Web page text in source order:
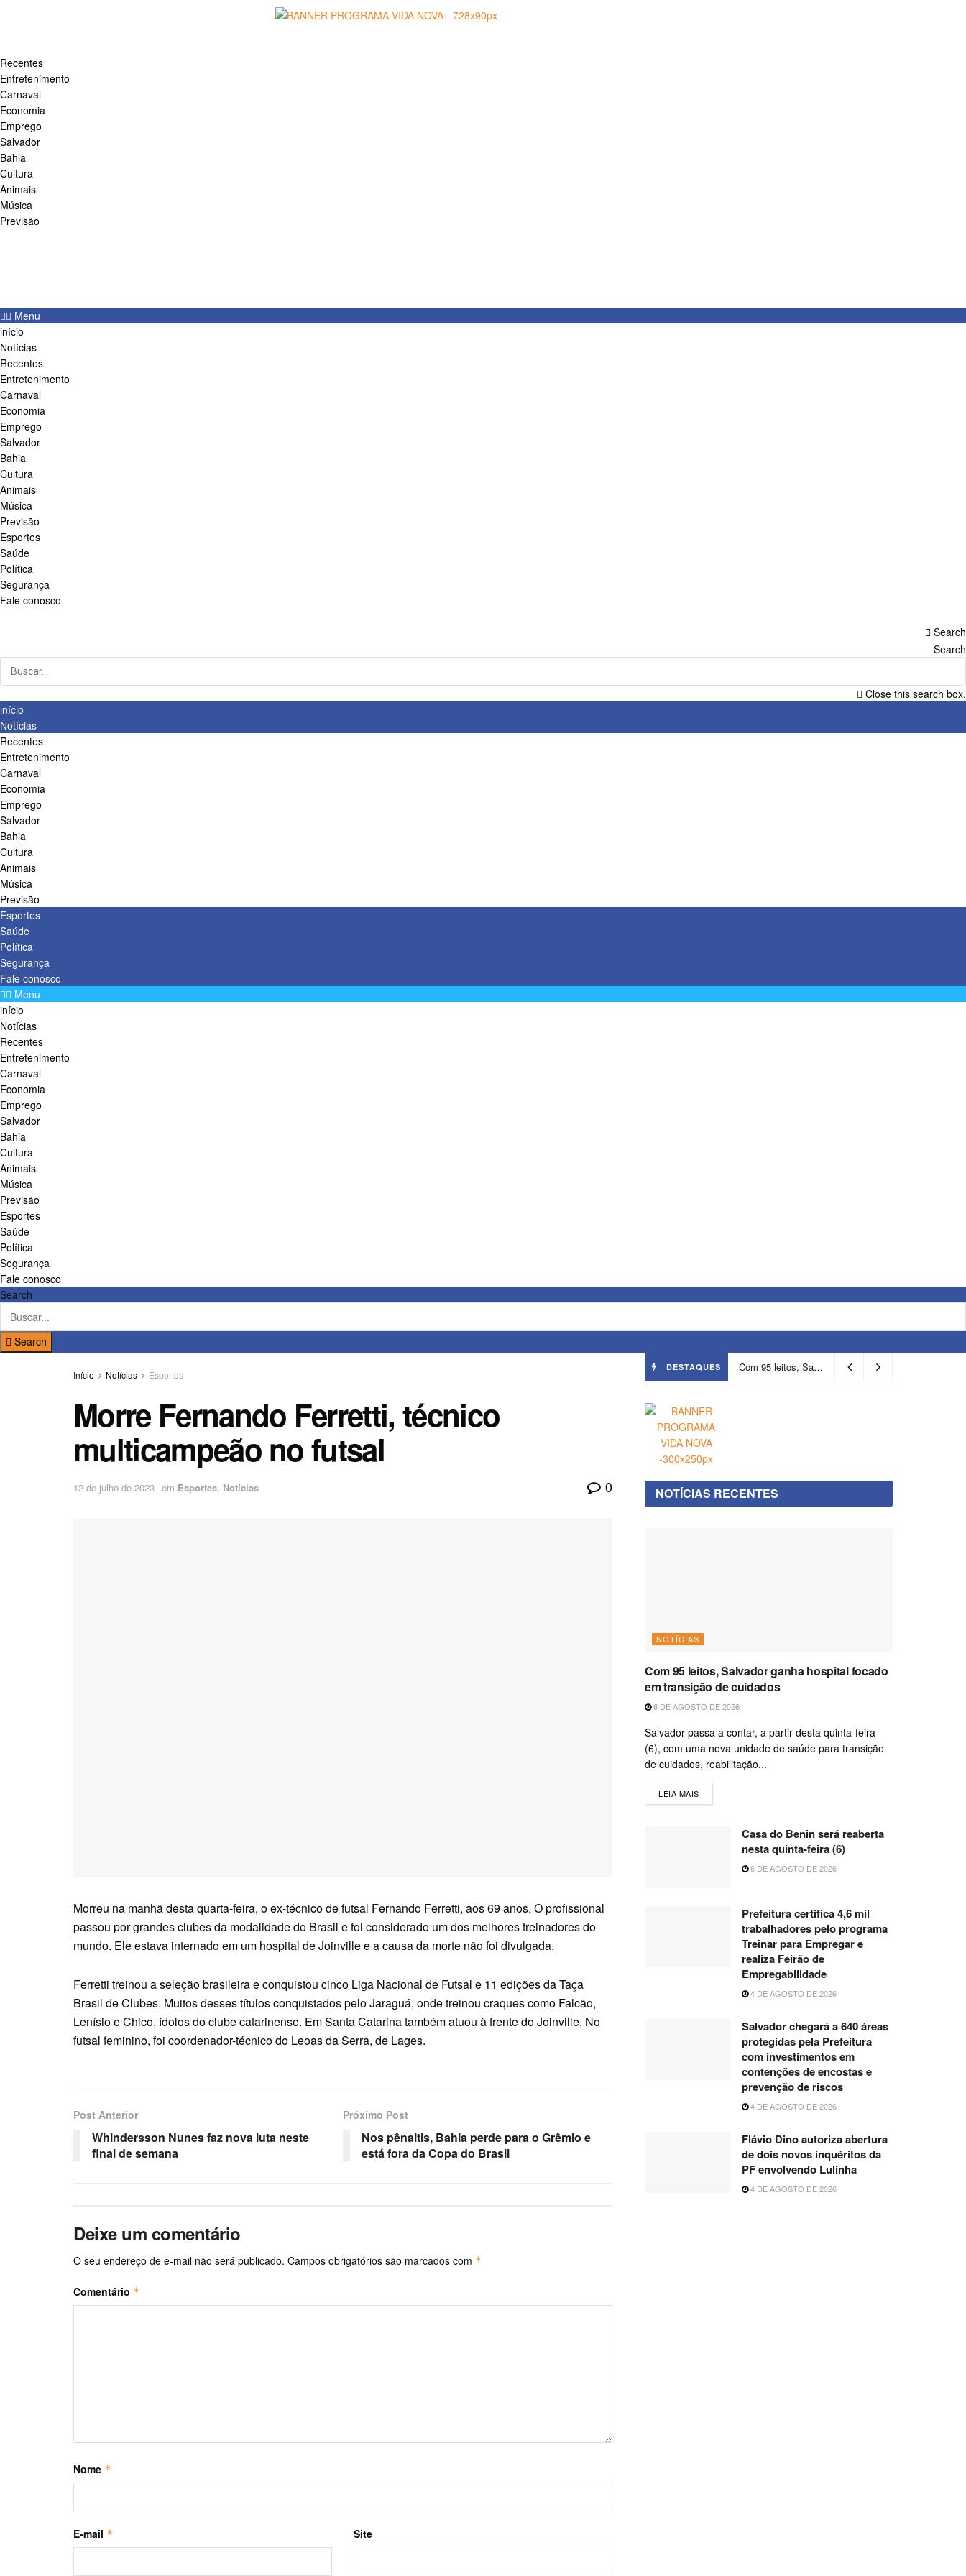
Recentes
Entretenimento
Carnaval
Economia
Emprego
Salvador
Bahia
Cultura
Animais
Música
Previsão
Menu
início
Notícias
Recentes
Entretenimento
Carnaval
Economia
Emprego
Salvador
Bahia
Cultura
Animais
Música
Previsão
Esportes
Saúde
Política
Segurança
Fale conosco
Search
Search
Close this search box.
início
Notícias
Recentes
Entretenimento
Carnaval
Economia
Emprego
Salvador
Bahia
Cultura
Animais
Música
Previsão
Esportes
Saúde
Política
Segurança
Fale conosco
Menu
início
Notícias
Recentes
Entretenimento
Carnaval
Economia
Emprego
Salvador
Bahia
Cultura
Animais
Música
Previsão
Esportes
Saúde
Política
Segurança
Fale conosco
Search
Search
Início Notícias Esportes
Morre Fernando Ferretti, técnico
multicampeão no futsal
12 de julho de 2023 em Esportes, Notícias 0
Morreu na manhã desta quarta-feira, o ex-técnico de futsal Fernando Ferretti, aos 69 anos. O profissional
passou por grandes clubes da modalidade do Brasil e foi considerado um dos melhores treinadores do
mundo. Ele estava internado em um hospital de Joinville e a causa da morte não foi divulgada.
Ferretti treinou a seleção brasileira e conquistou cinco Liga Nacional de Futsal e 11 edições da Taça
Brasil de Clubes. Muitos desses títulos conquistados pelo Jaraguá, onde treinou craques como Falcão,
Lenísio e Chico, ídolos do clube catarinense. Em Santa Catarina também atuou à frente do Joinville. No
futsal feminino, foi coordenador-técnico do Leoas da Serra, de Lages.
Post Anterior
Whindersson Nunes faz nova luta neste
final de semana
Próximo Post
Nos pênaltis, Bahia perde para o Grêmio e
está fora da Copa do Brasil
Deixe um comentário
O seu endereço de e-mail não será publicado. Campos obrigatórios são marcados com *
Comentário *
Nome *
E-mail * Site
DESTAQUES Com 95 leitos, Salvador ganha hospital focado em transição de cuidados
NOTÍCIAS RECENTES
NOTÍCIAS
Com 95 leitos, Salvador ganha hospital focado
em transição de cuidados
6 DE AGOSTO DE 2026
Salvador passa a contar, a partir desta quinta-feira
(6), com uma nova unidade de saúde para transição
de cuidados, reabilitação...
LEIA MAIS
Casa do Benin será reaberta
nesta quinta-feira (6)
6 DE AGOSTO DE 2026
Prefeitura certifica 4,6 mil
trabalhadores pelo programa
Treinar para Empregar e
realiza Feirão de
Empregabilidade
4 DE AGOSTO DE 2026
Salvador chegará a 640 áreas
protegidas pela Prefeitura
com investimentos em
contenções de encostas e
prevenção de riscos
4 DE AGOSTO DE 2026
Flávio Dino autoriza abertura
de dois novos inquéritos da
PF envolvendo Lulinha
4 DE AGOSTO DE 2026